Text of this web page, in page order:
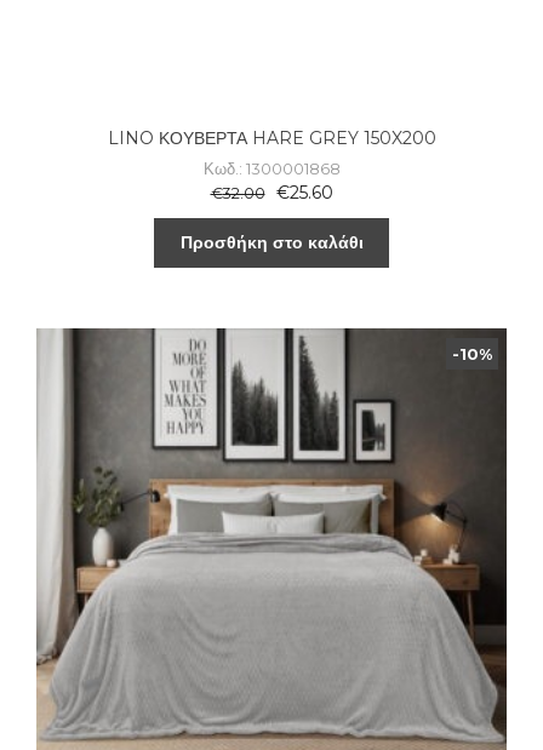
LINO ΚΟΥΒΕΡΤΑ HARE GREY 150X200
Κωδ.: 1300001868
€32.00 €25.60
Προσθήκη στο καλάθι
-10%